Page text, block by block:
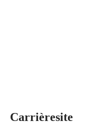
Carrièresite